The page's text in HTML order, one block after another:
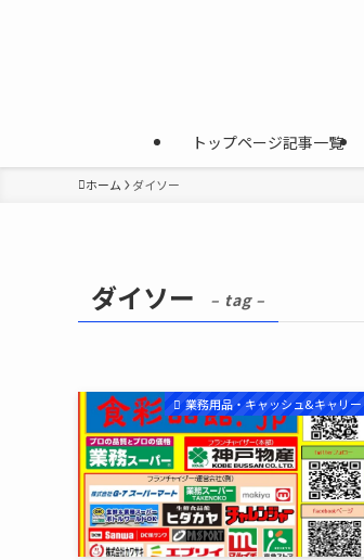
トップページ記事一覧
ホーム ダイソー
ダイソー – tag –
業務用品・キャッシュ&キャリー